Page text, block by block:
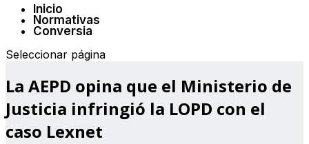
Inicio
Normativas
Conversia
Seleccionar página
La AEPD opina que el Ministerio de
Justicia infringió la LOPD con el
caso Lexnet